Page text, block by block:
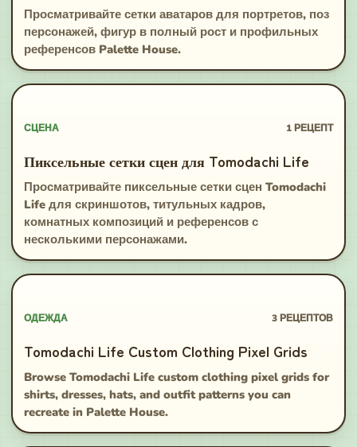
Просматривайте сетки аватаров для портретов, поз
персонажей, фигур в полный рост и профильных
референсов Palette House.
СЦЕНА 1РЕЦЕПТ
Пиксельные сетки сцен для Tomodachi Life
Просматривайте пиксельные сетки сцен Tomodachi
Life для скриншотов, титульных кадров,
комнатных композиций и референсов с
несколькими персонажами.
ОДЕЖДА 3РЕЦЕПТОВ
Tomodachi Life Custom Clothing Pixel Grids
Browse Tomodachi Life custom clothing pixel grids for
shirts, dresses, hats, and outfit patterns you can
recreate in Palette House.